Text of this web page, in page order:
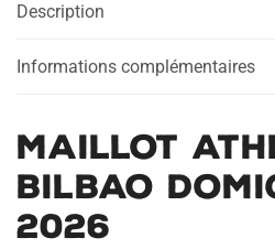
2026
Description
Informations complémentaires
Maillot
Bilbao
2026